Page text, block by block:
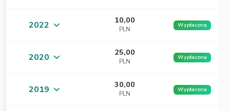
2022 10,00
PLN
Wypłacona
2020 25,00
PLN
Wypłacona
2019 30,00
PLN
Wypłacona